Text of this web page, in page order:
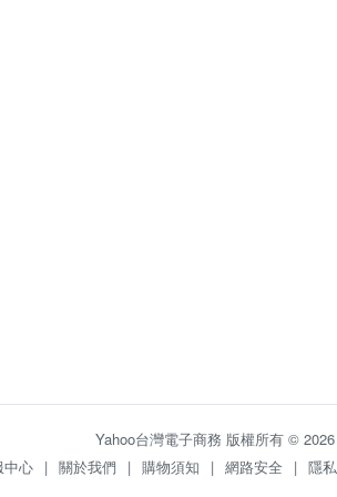
Yahoo台灣電子商務 版權所有 ©
中心 | 關於我們 | 購物須知 | 網路安全 | 隱